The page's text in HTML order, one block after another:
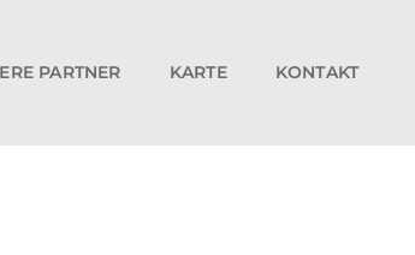
PARTNER KARTE KONTAKT